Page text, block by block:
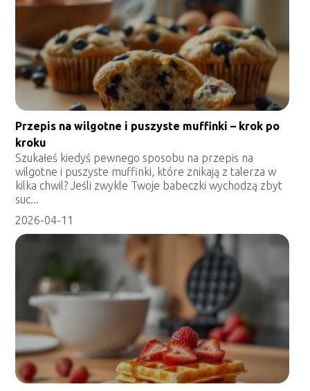
Przepis na wilgotne i puszyste muffinki – krok po
kroku
Szukałeś kiedyś pewnego sposobu na przepis na
wilgotne i puszyste muffinki, które znikają z talerza w
kilka chwil? Jeśli zwykle Twoje babeczki wychodzą zbyt
suc...
2026-04-11